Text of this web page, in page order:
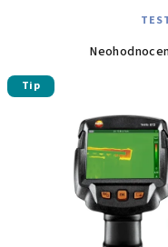
Průměrné
0,0
z
5
hvězdiček.
Tip